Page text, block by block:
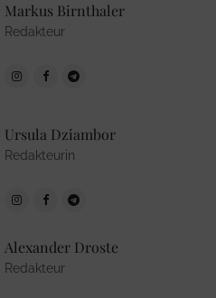
Markus Birnthaler
Redakteur
Ursula Dziambor
Redakteurin
Alexander Droste
Redakteur